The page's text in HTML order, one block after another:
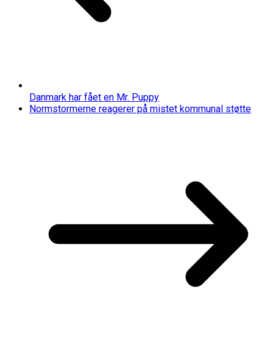
Danmark har fået en Mr. Puppy
Normstormerne reagerer på mistet kommunal støtte